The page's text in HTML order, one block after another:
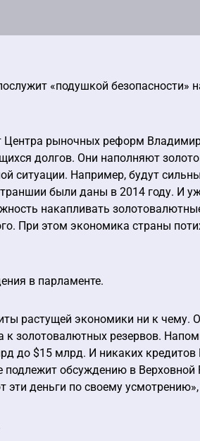
«подушкой безопасности»
Центра рыночных реформ
долгов. Они наполняют
ситуации. Например, будут
были даны в 2014 году. И
накапливать
При этом экономика страны
в парламенте.
растущей экономики ни к чему.
к золотовалютных резервов.
до $15 млрд. И никаких
обсуждению в Верховной
эти деньги по своему